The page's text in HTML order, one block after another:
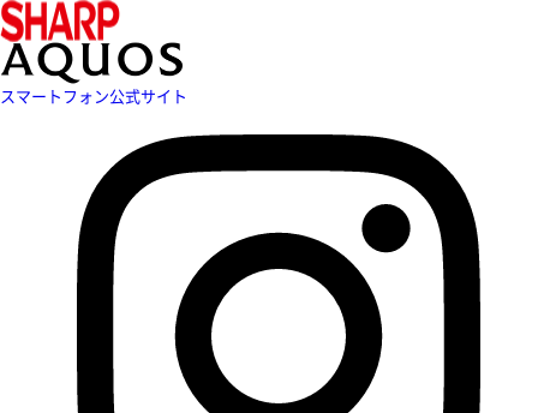
スマートフォン公式サイト